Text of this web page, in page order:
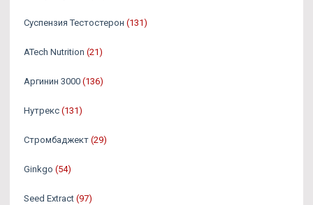
Суспензия Тестостерон (131)
ATech Nutrition (21)
Аргинин 3000 (136)
Нутрекс (131)
Стромбаджект (29)
Ginkgo (54)
Seed Extract (97)